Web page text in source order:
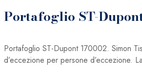
Portafoglio ST-
Portafoglio ST-Dupont 170002. Simon
d’eccezione per persone d’eccezione.